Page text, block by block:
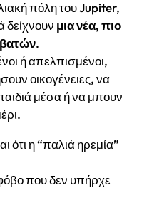
πόλη του Jupiter,
δείχνουν μια νέα, πιο
.
ή απελπισμένοι,
οικογένειες, να
μέσα ή να μπουν
ότι η “παλιά ηρεμία”
που δεν υπήρχε